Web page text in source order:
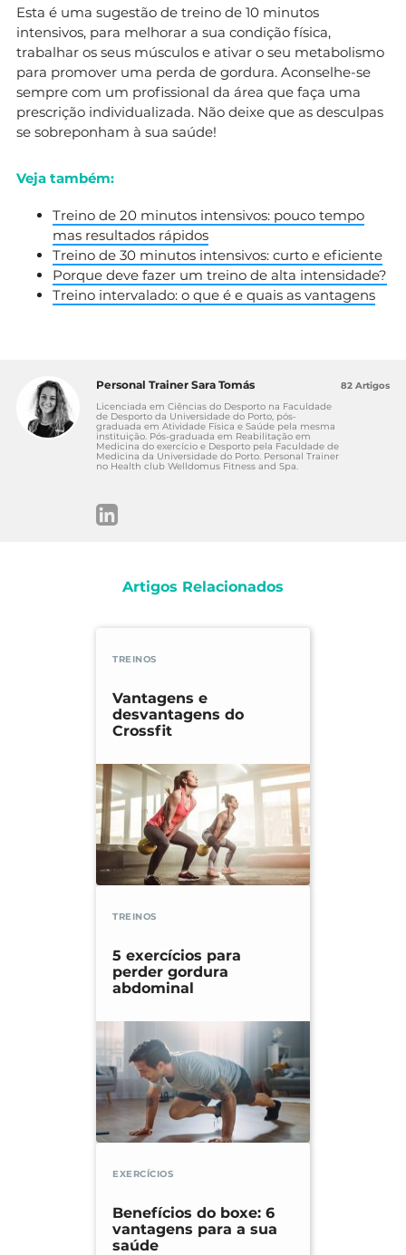
Esta é uma sugestão de treino de 10 minutos
intensivos, para melhorar a sua condição física,
trabalhar os seus músculos e ativar o seu metabolismo
para promover uma perda de gordura. Aconselhe-se
sempre com um profissional da área que faça uma
prescrição individualizada. Não deixe que as desculpas
se sobreponham à sua saúde!
Veja também:
Treino de 20 minutos intensivos: pouco tempo
mas resultados rápidos
Treino de 30 minutos intensivos: curto e eficiente
Porque deve fazer um treino de alta intensidade?
Treino intervalado: o que é e quais as vantagens
Personal Trainer Sara Tomás
Licenciada em Ciências do Desporto na Faculdade
de Desporto da Universidade do Porto, pós-
graduada em Atividade Física e Saúde pela mesma
instituição. Pós-graduada em Reabilitação em
Medicina do exercício e Desporto pela Faculdade de
Medicina da Universidade do Porto. Personal Trainer
no Health club Welldomus Fitness and Spa.
82 Artigos
Artigos Relacionados
TREINOS
Vantagens e
desvantagens do
Crossfit
TREINOS
5 exercícios para
perder gordura
abdominal
EXERCÍCIOS
Benefícios do boxe: 6
vantagens para a sua
saúde